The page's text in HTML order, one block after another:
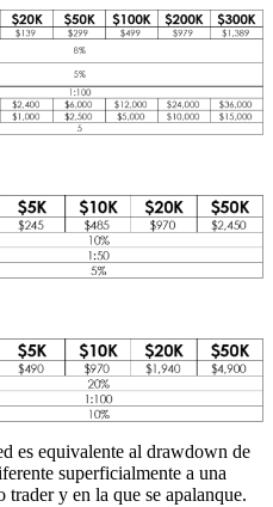
es equivalente al drawdown de
superficialmente a una
y en la que se apalanque.